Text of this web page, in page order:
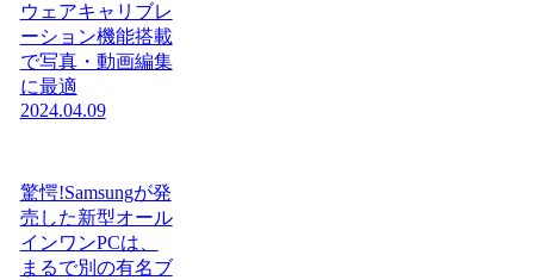
ウェアキャリブレ
ーション機能搭載
で写真・動画編集
に最適
2024.04.09
驚愕!Samsungが発
売した新型オール
インワンPCは、
まるで別の有名ブ